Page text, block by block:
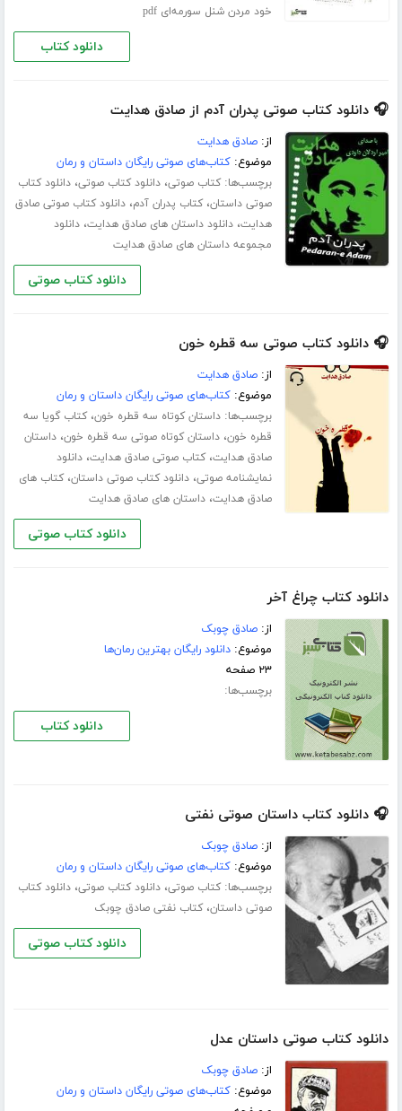
خود مردن شنل سورمه‌ای pdf
دانلود کتاب
🎧 دانلود کتاب صوتی پدران آدم از صادق هدایت
از:صادق هدایت
موضوع:کتاب‌های صوتی رایگان داستان و رمان
برچسب‌ها:کتاب صوتی،دانلود کتاب صوتی،دانلود کتاب
صوتی داستان،کتاب پدران آدم،دانلود کتاب صوتی صادق
هدایت،دانلود داستان های صادق هدایت،دانلود
مجموعه داستان های صادق هدایت
دانلود کتاب صوتی
🎧 دانلود کتاب صوتی سه قطره خون
از:صادق هدایت
موضوع:کتاب‌های صوتی رایگان داستان و رمان
برچسب‌ها:داستان کوتاه سه قطره خون،کتاب گویا سه
قطره خون،داستان کوتاه صوتی سه قطره خون،داستان
صادق هدایت،کتاب صوتی صادق هدایت،دانلود
نمایشنامه صوتی،دانلود کتاب صوتی داستان،کتاب های
صادق هدایت،داستان های صادق هدایت
دانلود کتاب صوتی
دانلود کتاب چراغ آخر
از:صادق چوبک
موضوع:دانلود رایگان بهترین رمان‌ها
۲۳ صفحه
برچسب‌ها:
دانلود کتاب
🎧 دانلود کتاب داستان صوتی نفتی
از:صادق چوبک
موضوع:کتاب‌های صوتی رایگان داستان و رمان
برچسب‌ها:کتاب صوتی،دانلود کتاب صوتی،دانلود کتاب
صوتی داستان،کتاب نفتی صادق چوبک
دانلود کتاب صوتی
دانلود کتاب صوتی داستان عدل
از:صادق چوبک
موضوع:کتاب‌های صوتی رایگان داستان و رمان